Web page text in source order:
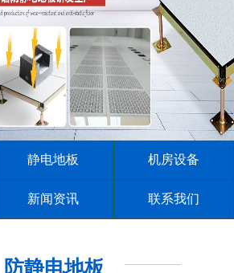
静电地板 机房设备
新闻资讯 联系我们
防静电地板